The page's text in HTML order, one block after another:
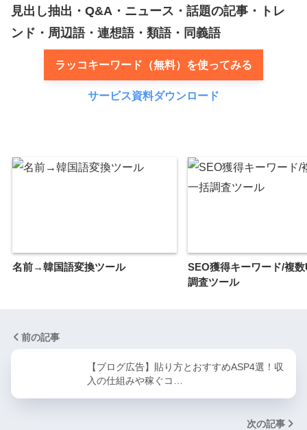
見出し抽出・Q&A・ニュース・話題の記事・トレ
ンド・周辺語・連想語・類語・同義語
ラッコキーワード（無料）を使ってみる
サービス資料ダウンロード
名前→韓国語変換ツール
SEO獲得キーワード/複
調査ツール
前の記事
【ブログ広告】貼り方とおすすめASP4選！収
入の仕組みや稼ぐコ…
次の記事